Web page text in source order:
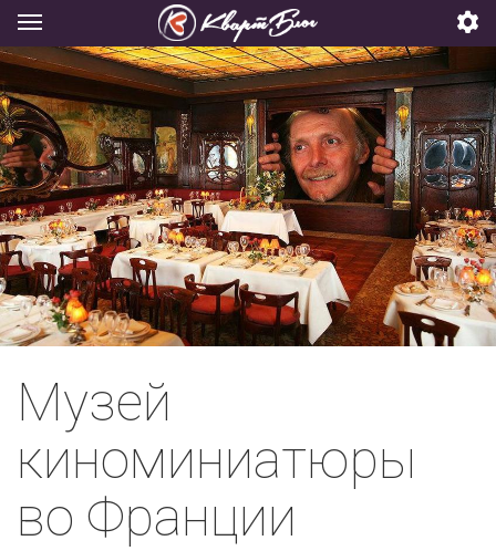
Музей
киноминиатюры
во Франции